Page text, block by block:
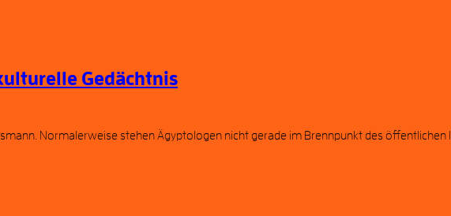
Gedächtnis
Normalerweise stehen Ägyptologen nicht gerade im Brennpunkt des